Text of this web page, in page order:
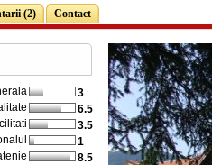
(2) Contact
3
6.5
3.5
1
8.5